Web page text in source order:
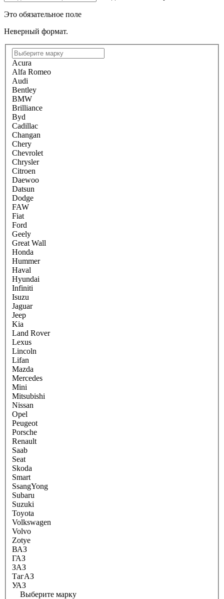
Это обязательное поле
Неверный формат.
Acura
Alfa Romeo
Audi
Bentley
BMW
Brilliance
Byd
Cadillac
Changan
Chery
Chevrolet
Chrysler
Citroen
Daewoo
Datsun
Dodge
FAW
Fiat
Ford
Geely
Great Wall
Honda
Hummer
Haval
Hyundai
Infiniti
Isuzu
Jaguar
Jeep
Kia
Land Rover
Lexus
Lincoln
Lifan
Mazda
Mercedes
Mini
Mitsubishi
Nissan
Opel
Peugeot
Porsche
Renault
Saab
Seat
Skoda
Smart
SsangYong
Subaru
Suzuki
Toyota
Volkswagen
Volvo
Zotye
ВАЗ
ГАЗ
ЗАЗ
ТагАЗ
УАЗ
Выберите марку